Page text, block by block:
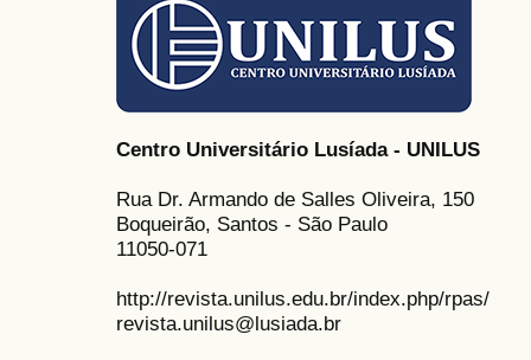
Centro Universitário Lusíada - UNILUS
Rua Dr. Armando de Salles Oliveira, 150
Boqueirão, Santos - São Paulo
11050-071
http://revista.unilus.edu.br/index.php/rpas/
revista.unilus@lusiada.br